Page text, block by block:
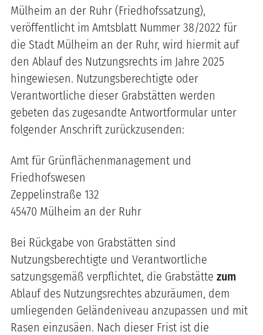
Mülheim an der Ruhr (Friedhofssatzung),
veröffentlicht im Amtsblatt Nummer 38/2022 für
die Stadt Mülheim an der Ruhr, wird hiermit auf
den Ablauf des Nutzungsrechts im Jahre 2025
hingewiesen. Nutzungsberechtigte oder
Verantwortliche dieser Grabstätten werden
gebeten das zugesandte Antwortformular unter
folgender Anschrift zurückzusenden:
Amt für Grünflächenmanagement und
Friedhofswesen
Zeppelinstraße 132
45470 Mülheim an der Ruhr
Bei Rückgabe von Grabstätten sind
Nutzungsberechtigte und Verantwortliche
satzungsgemäß verpflichtet, die Grabstätte zum
Ablauf des Nutzungsrechtes abzuräumen, dem
umliegenden Geländeniveau anzupassen und mit
Rasen einzusäen. Nach dieser Frist ist die